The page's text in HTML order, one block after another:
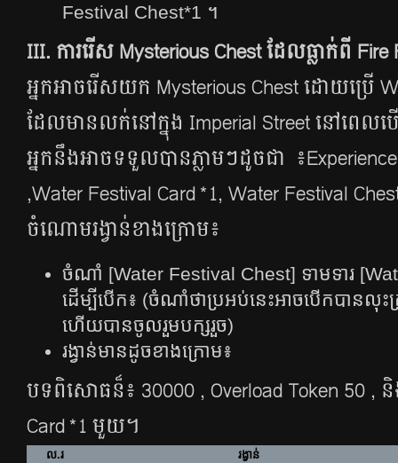
Festival Chest*1 ។
III. ការរើស Mysterious Chest​​ ដែលធ្លាក់ពី Fire
អ្នកអាចរើសយក Mysterious Chest ​ដោយប្រើ​
ដែលមានលក់នៅក្នុង Imperial Street ​នៅពេលប
អ្នកនឹងអាចទទួលបានភ្លាមៗដូចជា​ ​ ៖​​
,Water Festival Card*1, Water Festival
ចំណោមរង្វាន់ខាងក្រោម៖
ចំណាំ [Water Festival Chest] ទាមទារ
ដើម្បីបើក៖ (ចំណាំថាប្រអប់នេះអាចបើកបានលុះ
ហើយបានចូលរួមបក្សរួច)
រង្វាន់មានដូចខាងក្រោម៖​
បទពិសោធន៏៖ 30000 , Overload Token 50 ,
Card*1 មួយ។
ល.រ
រង្វាន់